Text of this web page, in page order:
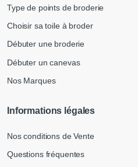
Type de points de broderie
Choisir sa toile à broder
Débuter une broderie
Débuter un canevas
Nos Marques
Informations légales
Nos conditions de Vente
Questions fréquentes